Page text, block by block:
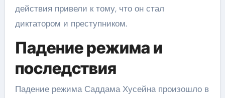
действия привели к тому, что он стал
диктатором и преступником.
Падение режима и
последствия
Падение режима Саддама Хусейна произошло в